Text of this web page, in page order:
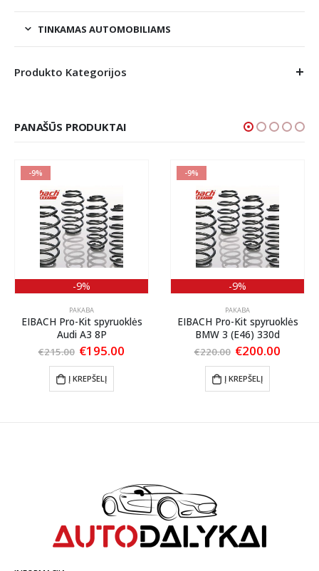
TINKAMAS AUTOMOBILIAMS
Produkto Kategorijos
PANAŠŪS PRODUKTAI
-9%
-9%
PAKABA
EIBACH Pro-Kit spyruoklės
Audi A3 8P
€215.00 Original
was:
€215.00.
€195.00
Į KREPŠELĮ
-9%
-9%
PAKABA
EIBACH Pro-Kit spyruoklės
BMW 3 (E46) 330d
€220.00 Original
was:
€220.00.
€200.00
Į KREPŠELĮ